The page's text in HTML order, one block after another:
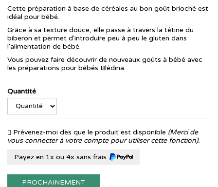
Cette préparation à base de céréales au bon goût brioché est
idéal pour bébé.
Grâce à sa texture douce, elle passe à travers la tétine du
biberon et permet d'introduire peu à peu le gluten dans
l'alimentation de bébé.
Vous pouvez faire découvrir de nouveaux goûts à bébé avec
les préparations pour bébés Blédina.
Quantité
Prévenez-moi dès que le produit est disponible (Merci de
vous connecter à votre compte pour utiliser cette fonction).
Payez en 1x ou 4x sans frais
PROCHAINEMENT